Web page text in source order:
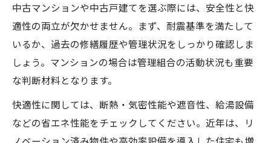
中古マンションや中古戸建てを選ぶ際には、安全性と快
適性の両立が欠かせません。まず、耐震基準を満たして
いるか、過去の修繕履歴や管理状況をしっかり確認しま
しょう。マンションの場合は管理組合の活動状況も重要
な判断材料となります。
快適性に関しては、断熱・気密性能や遮音性、給湯設備
などの省エネ性能をチェックしてください。近年は、リ